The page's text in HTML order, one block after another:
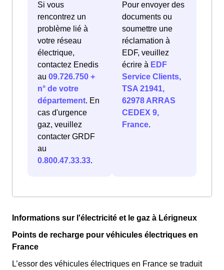
Si vous
rencontrez un
problème lié à
votre réseau
électrique,
contactez Enedis
au 09.726.750 +
n° de votre
département. En
cas d'urgence
gaz, veuillez
contacter GRDF
au
0.800.47.33.33.
Pour envoyer des
documents ou
soumettre une
réclamation à
EDF, veuillez
écrire à EDF
Service Clients,
TSA 21941,
62978 ARRAS
CEDEX 9,
France.
Informations sur l'électricité et le gaz à Lérigneux
Points de recharge pour véhicules électriques en
France
L’essor des véhicules électriques en France se traduit